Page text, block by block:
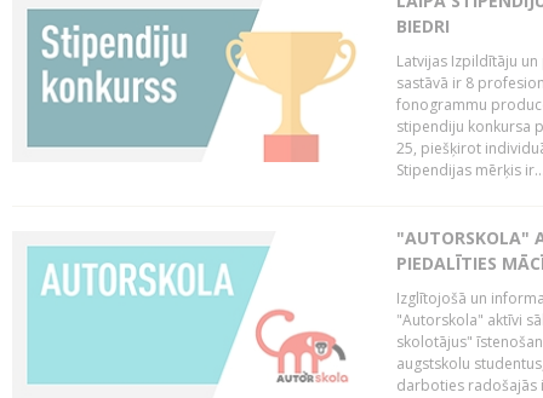
BIEDRI
Latvijas Izpildītāju
sastāvā ir 8
fonogrammu
stipendiju konkursa
25, piešķirot
Stipendijas mērķis
"AUTORSKOLA"
PIEDALĪTIES
Izglītojošā un
"Autorskola" aktīvi
skolotājus"
augstskolu
darboties radošajās